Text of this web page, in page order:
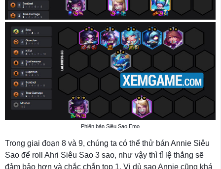
Phiên bản Siêu Sao Emo
Trong giai đoạn 8 và 9, chúng ta có thể thử bán Annie Siêu
Sao để roll Ahri Siêu Sao 3 sao, như vậy thì tỉ lệ thắng sẽ
đảm bảo hơn và chắc chắn top 1. Vi dù sao Annie cũng khá